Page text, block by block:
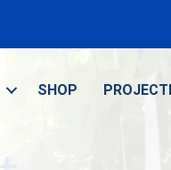
SHOP